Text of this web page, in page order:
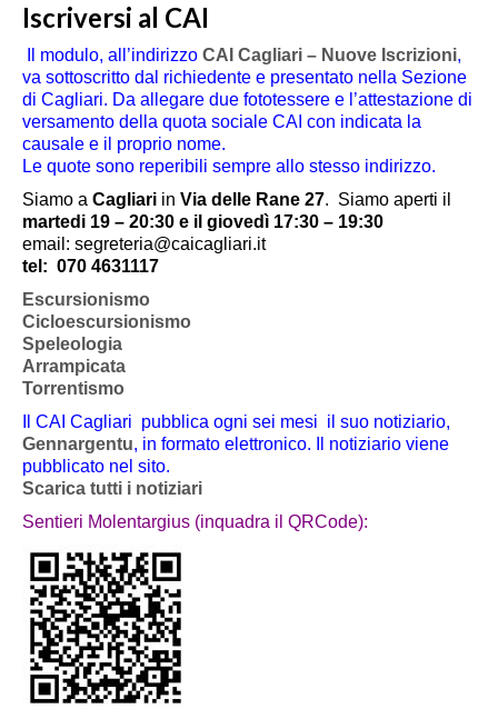
Iscriversi al CAI
Il modulo, all’indirizzo CAI Cagliari – Nuove Iscrizioni,
va sottoscritto dal richiedente e presentato nella Sezione
di Cagliari. Da allegare due fototessere e l’attestazione di
versamento della quota sociale CAI con indicata la
causale e il proprio nome.
Le quote sono reperibili sempre allo stesso indirizzo.
Siamo a Cagliari in Via delle Rane 27. Siamo aperti il
martedi 19 – 20:30 e il giovedì 17:30 – 19:30
email: segreteria@caicagliari.it
tel: 070 4631117
Escursionismo
Cicloescursionismo
Speleologia
Arrampicata
Torrentismo
Il CAI Cagliari pubblica ogni sei mesi il suo notiziario,
Gennargentu, in formato elettronico. Il notiziario viene
pubblicato nel sito.
Scarica tutti i notiziari
Sentieri Molentargius (inquadra il QRCode):